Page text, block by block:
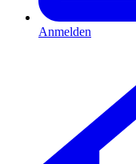
Anmelden